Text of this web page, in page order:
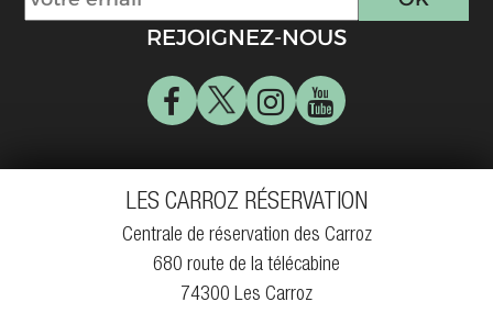
REJOIGNEZ-NOUS
LES CARROZ RÉSERVATION
Centrale de réservation des Carroz
680 route de la télécabine
74300 Les Carroz